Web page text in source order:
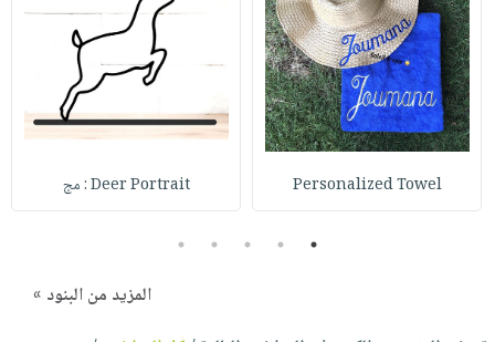
Personalized Towel Deer Portrait : مج
1
2
3
4
5
المزيد من البنود »